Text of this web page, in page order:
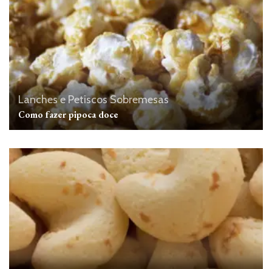
Lanches e PetiscosSobremesas
Como fazer pipoca doce